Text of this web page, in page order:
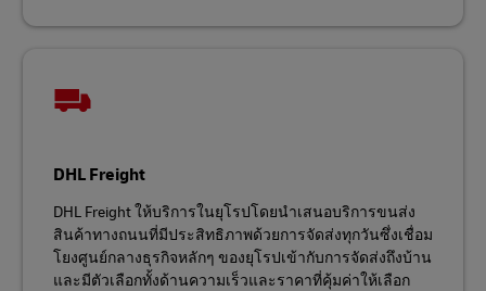
DHL Freight
DHL Freight ให้บริการในยุโรปโดยนำเสนอบริการขนส่ง
สินค้าทางถนนที่มีประสิทธิภาพด้วยการจัดส่งทุกวันซึ่งเชื่อม
โยงศูนย์กลางธุรกิจหลักๆ ของยุโรปเข้ากับการจัดส่งถึงบ้าน
และมีตัวเลือกทั้งด้านความเร็วและราคาที่คุ้มค่าให้เลือก